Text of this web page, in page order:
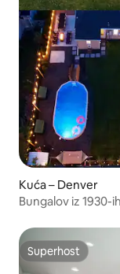
Kuća – Denver
Bungalov iz 1930-
Superhost
Superhost